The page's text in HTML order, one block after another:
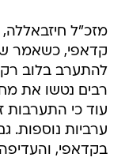
מזכ"ל
קדאפי, כשאמר
להתערב בלוב
רבים נטשו את
עוד כי התערבות
ערביות נוספות.
בקדאפי,